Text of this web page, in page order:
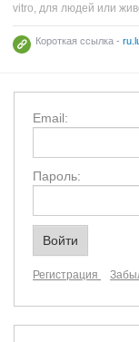
vitro, для людей или
Короткая ссылка -
Email:
Пароль:
Регистрация